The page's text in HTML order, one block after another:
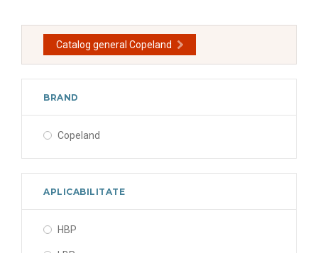
Catalog general Copeland
BRAND
Copeland
APLICABILITATE
HBP